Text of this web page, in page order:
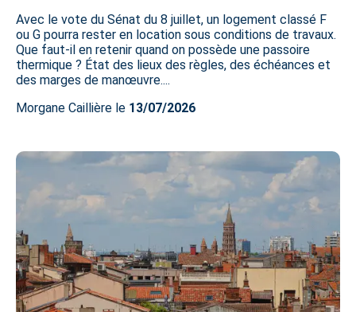
Avec le vote du Sénat du 8 juillet, un logement classé F
ou G pourra rester en location sous conditions de travaux.
Que faut-il en retenir quand on possède une passoire
thermique ? État des lieux des règles, des échéances et
des marges de manœuvre....
Morgane Caillière le 13/07/2026